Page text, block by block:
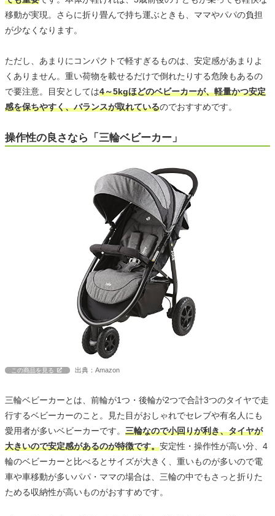
移動が実現。さらに折り畳んで持ち運ぶときも、ママやパパの負担
が少なくなります。
ただし、あまりにコンパクトで軽すぎるものは、安定感があまりよ
くありません。重い荷物を載せるだけで倒れたりする危険もあるの
で要注意。目安としては4～5kgほどのベビーカーが、軽量かつ安定
感を保ちやすく、バランスが取れているのでおすすめです。
操作性の良さなら「三輪ベビーカー」
この商品を見る 出典：Amazon
三輪ベビーカーとは、前輪が1つ・後輪が2つで合計3つのタイヤで走
行するベビーカーのこと。見た目がおしゃれでセレブや有名人にも
愛用者が多いベビーカーです。 三輪なので小回りが利き、タイヤが
大きいので安定感があるのが特徴です。安定性・操作性が高い分、4
輪のベビーカーと比べるとサイズが大きく、重いものが多いので電
車や車移動が多いパパ・ママの場合は、三輪の中でもさっと折りた
ためる収納性が高いものがおすすめです。